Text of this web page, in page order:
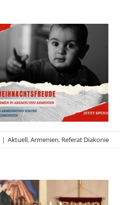
| Aktuell,Armenien, Referat Diakonie